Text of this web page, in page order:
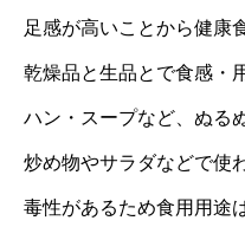
足感が高いことから健康
乾燥品と生品とで食感・
ハン・スープなど、ぬる
炒め物やサラダなどで使
毒性があるため食用用途